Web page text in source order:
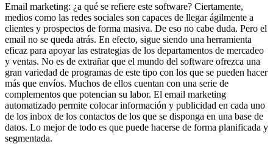
Email marketing: ¿a qué se refiere este software? Ciertamente,
medios como las redes sociales son capaces de llegar ágilmente a
clientes y prospectos de forma masiva. De eso no cabe duda. Pero el
email no se queda atrás. En efecto, sigue siendo una herramienta
eficaz para apoyar las estrategias de los departamentos de mercadeo
y ventas. No es de extrañar que el mundo del software ofrezca una
gran variedad de programas de este tipo con los que se pueden hacer
más que envíos. Muchos de ellos cuentan con una serie de
complementos que potencian su labor. El email marketing
automatizado permite colocar información y publicidad en cada uno
de los inbox de los contactos de los que se disponga en una base de
datos. Lo mejor de todo es que puede hacerse de forma planificada y
segmentada.